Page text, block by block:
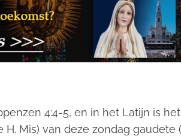
4:4-5, en in het Latijn is
Mis) van deze zondag gaudete